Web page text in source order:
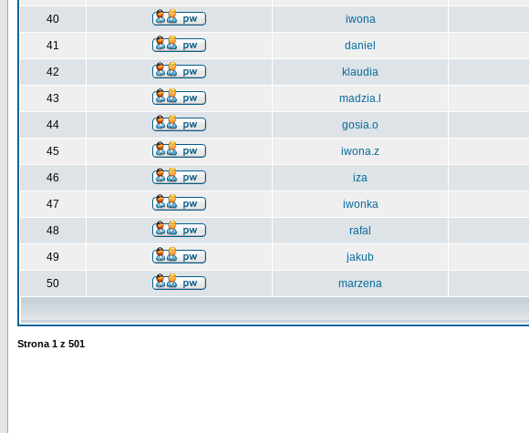
40 iwona
41 daniel
42 klaudia
43 madzia.l
44 gosia.o
45 iwona.z
46 iza
47 iwonka
48 rafal
49 jakub
50 marzena
Strona 1 z 501